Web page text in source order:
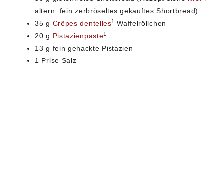
altern. fein zerbröseltes gekauftes Shortbread)
35 g Crêpes dentelles1 Waffelröllchen
20 g Pistazienpaste1
13 g fein gehackte Pistazien
1 Prise Salz